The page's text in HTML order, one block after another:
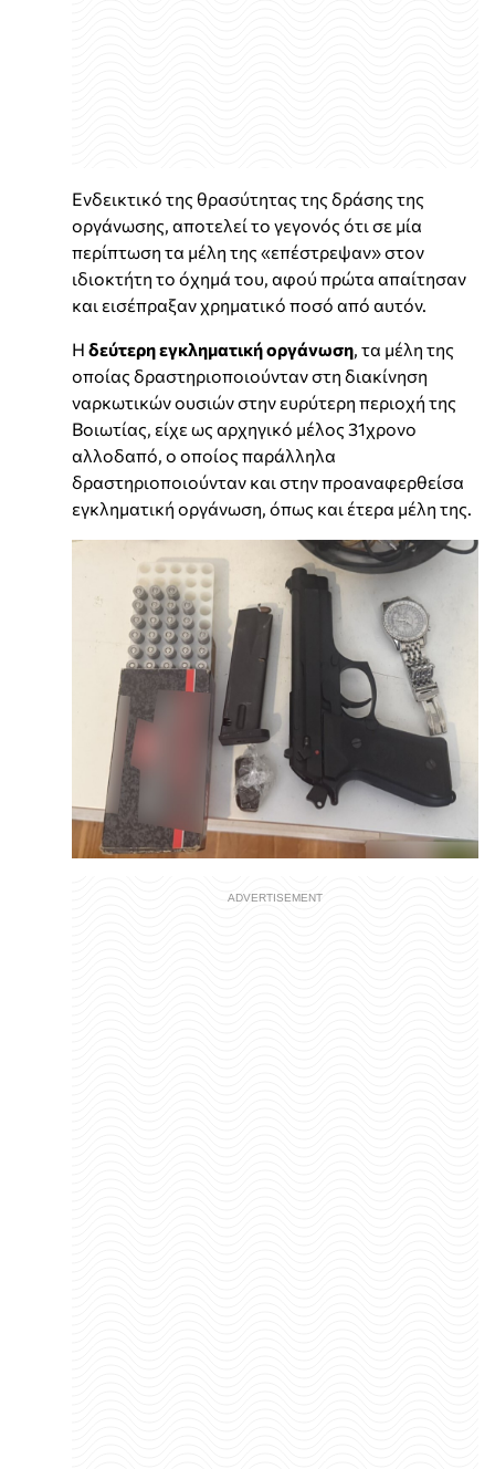
Ενδεικτικό της θρασύτητας της δράσης της
οργάνωσης, αποτελεί το γεγονός ότι σε μία
περίπτωση τα μέλη της «επέστρεψαν» στον
ιδιοκτήτη το όχημά του, αφού πρώτα απαίτησαν
και εισέπραξαν χρηματικό ποσό από αυτόν.
Η δεύτερη εγκληματική οργάνωση, τα μέλη της
οποίας δραστηριοποιούνταν στη διακίνηση
ναρκωτικών ουσιών στην ευρύτερη περιοχή της
Βοιωτίας, είχε ως αρχηγικό μέλος 31χρονο
αλλοδαπό, ο οποίος παράλληλα
δραστηριοποιούνταν και στην προαναφερθείσα
εγκληματική οργάνωση, όπως και έτερα μέλη της.